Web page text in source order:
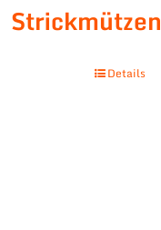
Strickmützen
Details